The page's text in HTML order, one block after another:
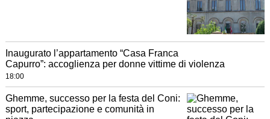
Inaugurato l’appartamento “Casa Franca
Capurro”: accoglienza per donne vittime di violenza
18:00
Ghemme, successo per la festa del Coni:
sport, partecipazione e comunità in